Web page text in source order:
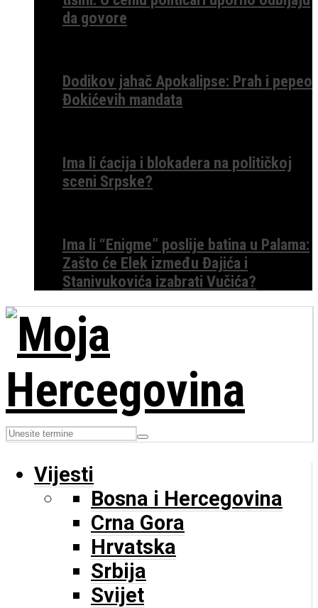
da govore
Dodikov jahač Apokalipse: Prah i pepeo
Đokićevih mandata
Ima li ćacija i blokadera na političkoj
sceni Srpske?
Ima li “Enigme” poslije batina u Palama:
Zašto će Elek između Đajića i
Stanivukovića izabrati Vučića?
Vijesti
Bosna i Hercegovina
Crna Gora
Hrvatska
Srbija
Svijet